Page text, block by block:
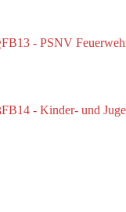
FB13 - PSNV
FB14 - Kinder- und